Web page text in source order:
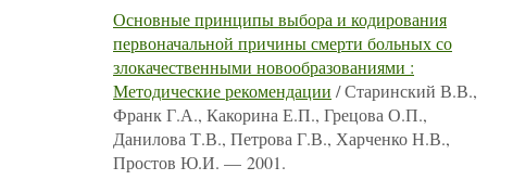
Основные принципы выбора и кодирования
первоначальной причины смерти больных со
злокачественными новообразованиями :
Методические рекомендации / Старинский В.В.,
Франк Г.А., Какорина Е.П., Грецова О.П.,
Данилова Т.В., Петрова Г.В., Харченко Н.В.,
Простов Ю.И. — 2001.